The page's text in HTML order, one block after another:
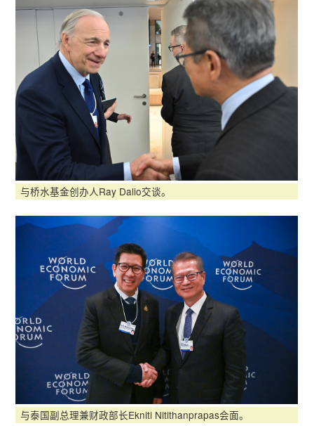
与桥水基金创办人Ray Dalio交谈。
与泰国副总理兼财政部长Ekniti Nitithanprapas会面。